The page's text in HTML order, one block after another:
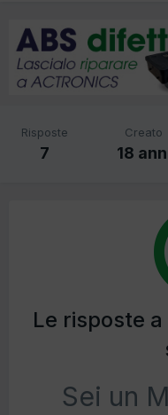
Risposte
7
Creato
18
Le risposte
Sei un